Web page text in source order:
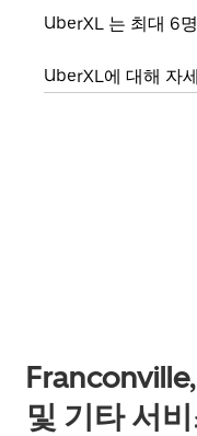
UberXL 는 최대 6
UberXL에 대해 자
및 기타 서